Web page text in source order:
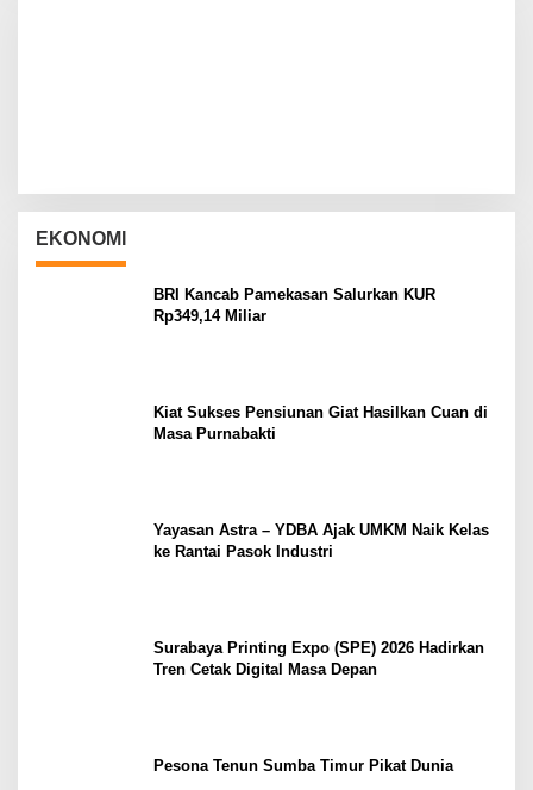
EKONOMI
BRI Kancab Pamekasan Salurkan KUR
Rp349,14 Miliar
Kiat Sukses Pensiunan Giat Hasilkan Cuan di
Masa Purnabakti
Yayasan Astra – YDBA Ajak UMKM Naik Kelas
ke Rantai Pasok Industri
Surabaya Printing Expo (SPE) 2026 Hadirkan
Tren Cetak Digital Masa Depan
Pesona Tenun Sumba Timur Pikat Dunia